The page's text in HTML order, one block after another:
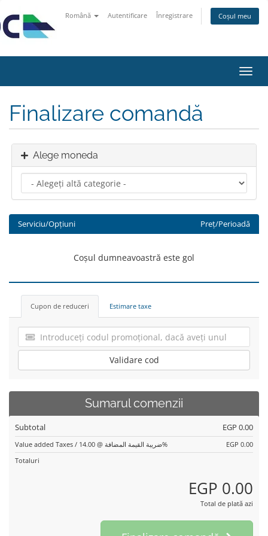
Română Autentificare Înregistrare Coșul meu
Finalizare comandă
Alege moneda
Serviciu/Opțiuni Preț/Perioadă
Coșul dumneavoastră este gol
Cupon de reduceri Estimare taxe
Validare cod
Sumarul comenzii
Subtotal EGP 0.00
Value added Taxes / ضريبة القيمة المضافة @ 14.00%
EGP 0.00
Totaluri
EGP 0.00
Total de plată azi